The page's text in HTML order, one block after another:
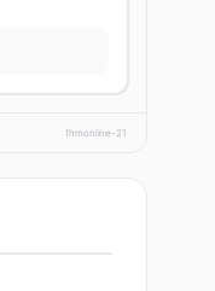
fhmonline-21